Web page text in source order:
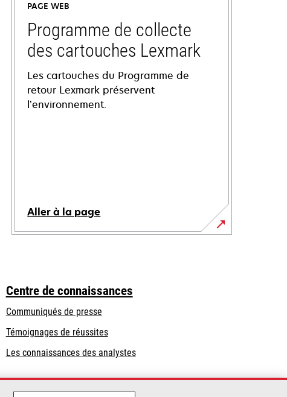
PAGE WEB
Programme de collecte
des cartouches Lexmark
Les cartouches du Programme de
retour Lexmark préservent
l’environnement.
Aller à la page
Centre de connaissances
Communiqués de presse
Témoignages de réussites
Les connaissances des analystes